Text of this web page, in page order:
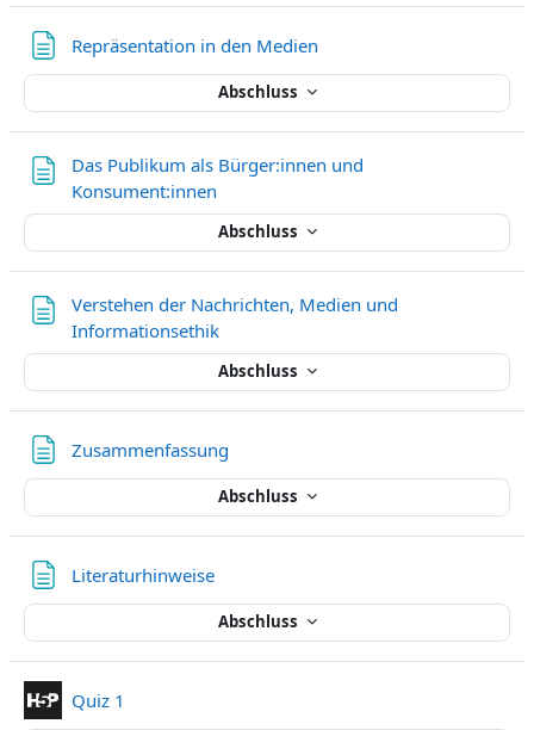
Repräsentation in den Medien
Abschluss
Das Publikum als Bürger:innen und
Konsument:innen
Abschluss
Verstehen der Nachrichten, Medien und
InformationsethikTextseite
Abschluss
Zusammenfassung
Abschluss
LiteraturhinweiseTextseite
Abschluss
Quiz 1